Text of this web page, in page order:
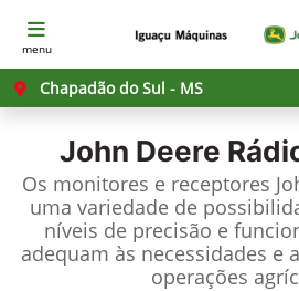
menu
Chapadão do Sul - MS
John Deere
Os monitores e receptores
uma variedade de
níveis de precisão e
adequam às necessidades e
operações